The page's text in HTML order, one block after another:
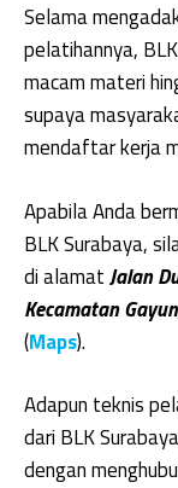
Selama
pelatihannya,
macam materi
supaya
mendaftar kerja
Apabila Anda
BLK Surabaya,
di alamatJalan
Kecamatan
(Maps).
Adapun teknis
dari BLK
dengan